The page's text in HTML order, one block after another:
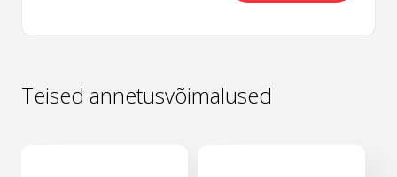
Teised annetusvõimalused